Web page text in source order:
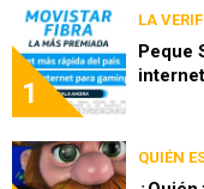
1
LA
Peque
QUIÉN